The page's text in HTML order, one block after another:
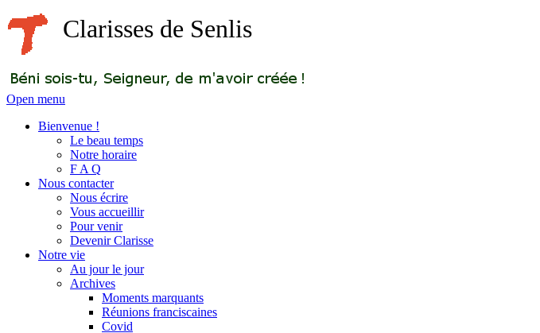
Clarisses de Senlis
Open menu
Bienvenue !
Le beau temps
Notre horaire
F A Q
Nous contacter
Nous écrire
Vous accueillir
Pour venir
Devenir Clarisse
Notre vie
Au jour le jour
Archives
Moments marquants
Réunions franciscaines
Covid